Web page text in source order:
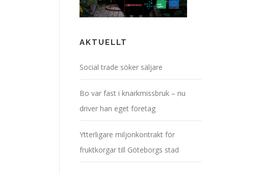
AKTUELLT
Social trade söker säljare
Bo var fast i knarkmissbruk – nu
driver han eget företag
Ytterligare miljonkontrakt för
fruktkorgar till Göteborgs stad